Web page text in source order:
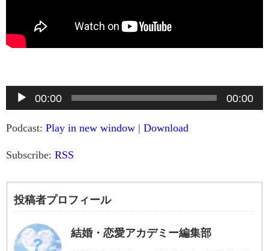
プ
レ
ヤ
ー
00:00 00:00
Podcast: Play in new window | Download
Subscribe: RSS
投稿者プロフィール
結婚・恋愛アカデミー編集部